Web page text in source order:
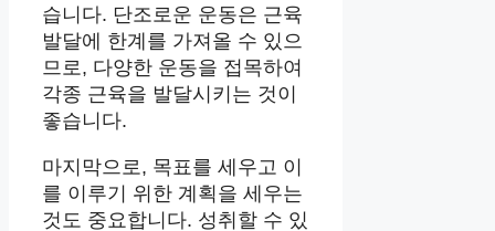
습니다. 단조로운 운동은 근육
발달에 한계를 가져올 수 있으
므로, 다양한 운동을 접목하여
각종 근육을 발달시키는 것이
좋습니다.
마지막으로, 목표를 세우고 이
를 이루기 위한 계획을 세우는
것도 중요합니다. 성취할 수 있